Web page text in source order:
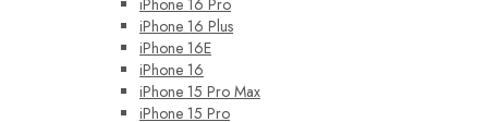
iPhone 16 Pro
iPhone 16 Plus
iPhone 16E
iPhone 16
iPhone 15 Pro Max
iPhone 15 Pro